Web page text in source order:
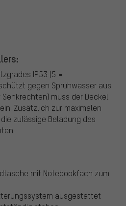
IP53 (5 =
gegen Sprühwasser aus
muss der Deckel
Zusätzlich zur maximalen
zulässige Beladung des
mit Notebookfach zum
ausgestattet